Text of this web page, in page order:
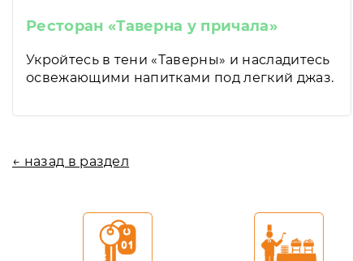
Ресторан «Таверна у причала»
Укройтесь в тени «Таверны» и насладитесь
освежающими напитками под легкий джаз.
← назад в раздел